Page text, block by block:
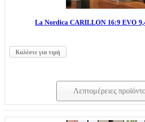
La Nordica CARILLON 16:9 EVO
Καλέστε για τιμή
Λεπτομέρειες